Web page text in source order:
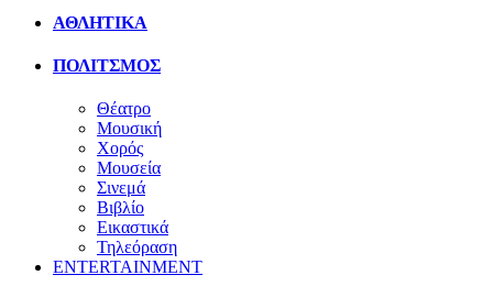
ΑΘΛΗΤΙΚΑ
ΠΟΛΙΤΣΜΟΣ
Θέατρο
Μουσική
Χορός
Μουσεία
Σινεμά
Βιβλίο
Εικαστικά
Τηλεόραση
ENTERTAINMENT